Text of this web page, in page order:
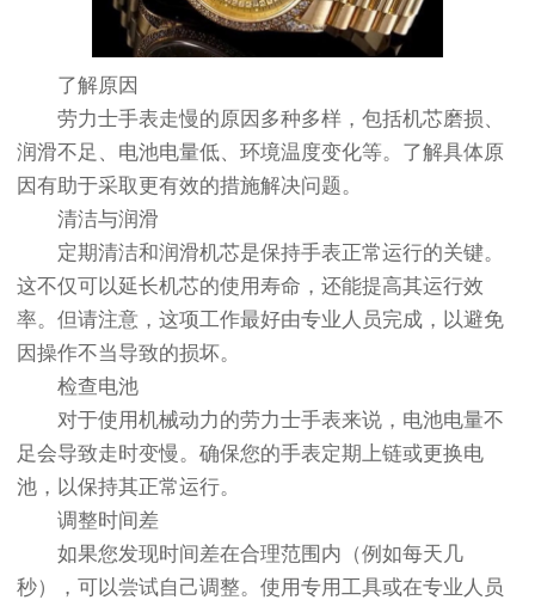
了解原因
劳力士手表走慢的原因多种多样，包括机芯磨损、
润滑不足、电池电量低、环境温度变化等。了解具体原
因有助于采取更有效的措施解决问题。
清洁与润滑
定期清洁和润滑机芯是保持手表正常运行的关键。
这不仅可以延长机芯的使用寿命，还能提高其运行效
率。但请注意，这项工作最好由专业人员完成，以避免
因操作不当导致的损坏。
检查电池
对于使用机械动力的劳力士手表来说，电池电量不
足会导致走时变慢。确保您的手表定期上链或更换电
池，以保持其正常运行。
调整时间差
如果您发现时间差在合理范围内（例如每天几
秒），可以尝试自己调整。使用专用工具或在专业人员